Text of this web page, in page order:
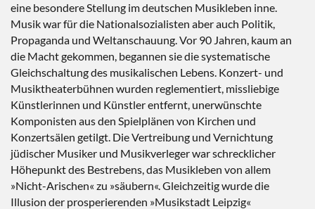
eine besondere Stellung im deutschen Musikleben inne.
Musik war für die Nationalsozialisten aber auch Politik,
Propaganda und Weltanschauung. Vor 90 Jahren, kaum an
die Macht gekommen, begannen sie die systematische
Gleichschaltung des musikalischen Lebens. Konzert- und
Musiktheaterbühnen wurden reglementiert, missliebige
Künstlerinnen und Künstler entfernt, unerwünschte
Komponisten aus den Spielplänen von Kirchen und
Konzertsälen getilgt. Die Vertreibung und Vernichtung
jüdischer Musiker und Musikverleger war schrecklicher
Höhepunkt des Bestrebens, das Musikleben von allem
»Nicht-Arischen« zu »säubern«. Gleichzeitig wurde die
Illusion der prosperierenden »Musikstadt Leipzig«